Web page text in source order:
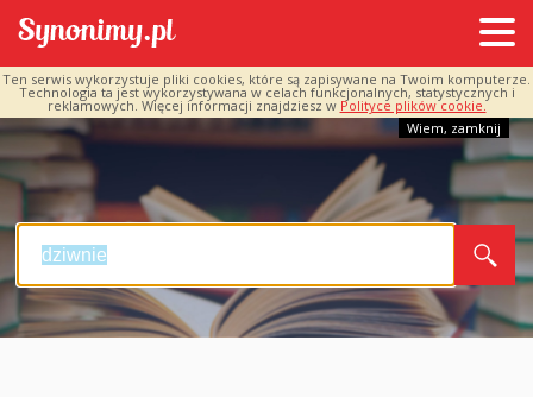
Ten serwis wykorzystuje pliki cookies, które są zapisywane na Twoim komputerze.
Technologia ta jest wykorzystywana w celach funkcjonalnych, statystycznych i
reklamowych. Więcej informacji znajdziesz w Polityce plików cookie.
Wiem, zamknij